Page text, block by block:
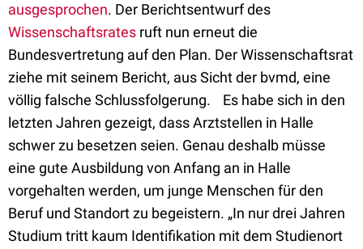
ausgesprochen. Der Berichtsentwurf des
Wissenschaftsrates ruft nun erneut die
Bundesvertretung auf den Plan. Der Wissenschaftsrat
ziehe mit seinem Bericht, aus Sicht der bvmd, eine
völlig falsche Schlussfolgerung. Es habe sich in den
letzten Jahren gezeigt, dass Arztstellen in Halle
schwer zu besetzen seien. Genau deshalb müsse
eine gute Ausbildung von Anfang an in Halle
vorgehalten werden, um junge Menschen für den
Beruf und Standort zu begeistern. „In nur drei Jahren
Studium tritt kaum Identifikation mit dem Studienort